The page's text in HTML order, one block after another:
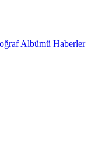
Albümü Haberler